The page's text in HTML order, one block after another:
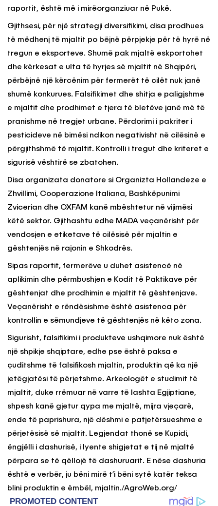
raportit, është më i mirëorganziuar në Pukë.
Gjithsesi, për një strategji diversifikimi, disa prodhues
të mëdhenj të mjaltit po bëjnë përpjekje për të hyrë në
tregun e eksporteve. Shumë pak mjaltë eskportohet
dhe kërkesat e ulta të hyrjes së mjaltit në Shqipëri,
përbëjnë një kërcënim për fermerët të cilët nuk janë
shumë konkurues. Falsifikimet dhe shitja e paligjshme
e mjaltit dhe prodhimet e tjera të bletëve janë më të
pranishme në tregjet urbane. Përdorimi i pakriter i
pesticideve në bimësi ndikon negativisht në cilësinë e
përgjithshmë të mjaltit. Kontrolli i tregut dhe kriteret e
sigurisë vështirë se zbatohen.
Disa organizata donatore si Organizta Hollandeze e
Zhvillimi, Cooperazione Italiana, Bashkëpunimi
Zvicerian dhe OXFAM kanë mbështetur në vijimësi
këtë sektor. Gjithashtu edhe MADA veçanërisht për
vendosjen e etiketave të cilësisë për mjaltin e
gështenjës në rajonin e Shkodrës.
Sipas raportit, fermerëve u duhet asistencë në
aplikimin dhe përmbushjen e Kodit të Paktikave për
gështenjat dhe prodhimin e mjaltit të gështenjave.
Veçanërisht e rëndësishme është asistenca për
kontrollin e sëmundjeve të gështenjës në këto zona.
Sigurisht, falsifikimi i produkteve ushqimore nuk është
një shpikje shqiptare, edhe pse është paksa e
çuditshme të falsifikosh mjaltin, produktin që ka një
jetëgjatësi të përjetshme. Arkeologët e studimit të
mjaltit, duke rrëmuar në varre të lashta Egjiptiane,
shpesh kanë gjetur qypa me mjaltë, mijra vjeçarë,
ende të paprishura, një dëshmi e patjetërsueshme e
përjetësisë së mjaltit. Legjendat thonë se Kupidi,
ëngjëlli i dashurisë, i lyente shigjetat e tij në mjaltë
përpara se të qëllojë të dashuruarit. E nëse dashuria
është e verbër, ju bëni mirë t’i bëni sytë katër teksa
blini produktin e ëmbël, mjaltin./AgroWeb.org/